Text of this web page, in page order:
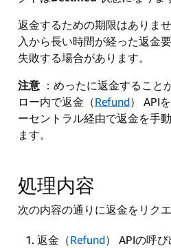
返金するための期限はありま
入から長い時間が経った返金
失敗する場合があります。
注意 ：めったに返金すること
ロー内で返金（Refund） API
ーセントラル経由で返金を手
ます。
処理内容
次の内容の通りに返金をリクエ
返金（Refund） APIの呼